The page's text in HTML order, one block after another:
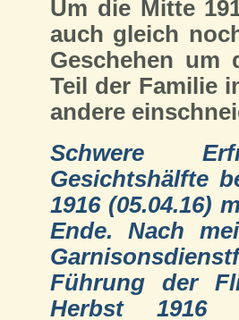
Um die Mitte
auch gleich
Geschehen um
Teil der Familie
andere
Schwere
Gesichtshälfte
1916 (05.04.16)
Ende. Nach
Führung der
Herbst 1916